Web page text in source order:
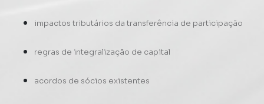
impactos tributários da transferência de participação
regras de integralização de capital
acordos de sócios existentes